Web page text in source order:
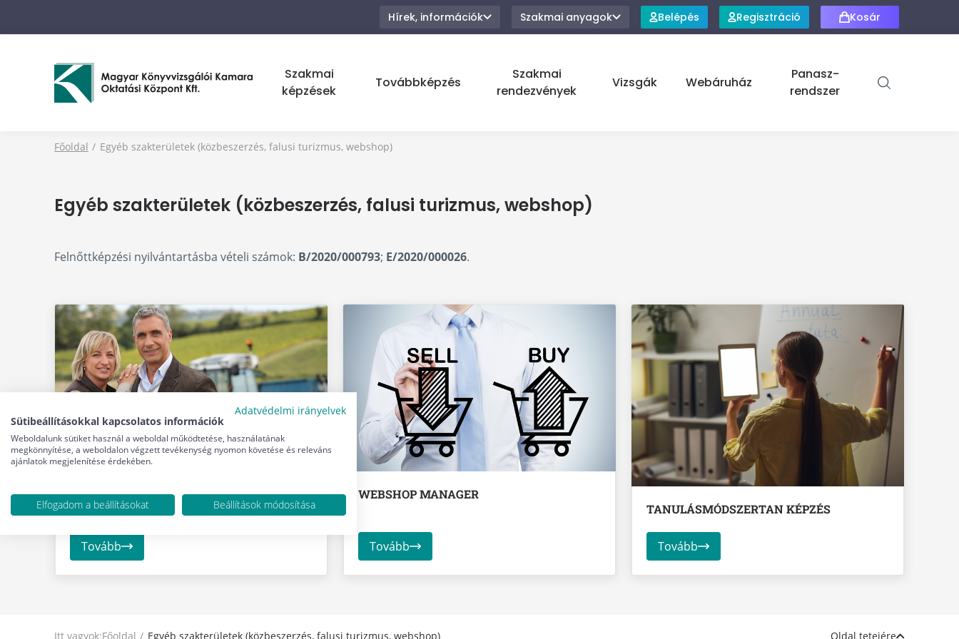
Hírek, információk Szakmai anyagok Belépés Regisztráció Kosár
Szakmai
képzések
Továbbképzés
Szakmai
rendezvények
Vizsgák Webáruház
Panasz-
rendszer
Főoldal Egyéb szakterületek (közbeszerzés, falusi turizmus, webshop)
Egyéb szakterületek (közbeszerzés, falusi turizmus, webshop)
Felnőttképzési nyilvántartásba vételi számok: B/2020/000793; E/2020/000026.
FALUSI TURIZMUS SZOLGÁLTATÓ KÉPZÉS
Tovább
WEBSHOP MANAGER
Tovább
TANULÁSMÓDSZERTAN KÉPZÉS
Tovább
Itt vagyok:Főoldal Egyéb szakterületek (közbeszerzés, falusi turizmus, webshop) Oldal tetejére
Adatvédelmi irányelvek
Sütibeállításokkal kapcsolatos információk
Weboldalunk sütiket használ a weboldal működtetése, használatának
megkönnyítése, a weboldalon végzett tevékenység nyomon követése és releváns
ajánlatok megjelenítése érdekében.
Elfogadom a beállításokat Beállítások módosítása